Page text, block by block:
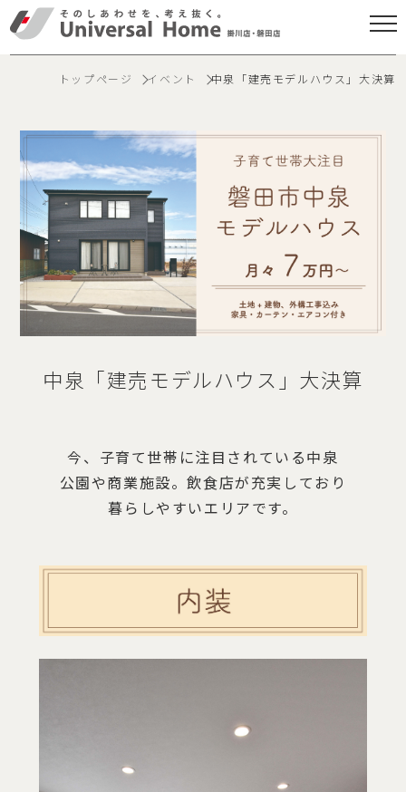
トップページ イベント 中泉「建売モデルハウス」大決算
中泉「建売モデルハウス」大決算
今、子育て世帯に注目されている中泉
公園や商業施設。飲食店が充実しており
暮らしやすいエリアです。